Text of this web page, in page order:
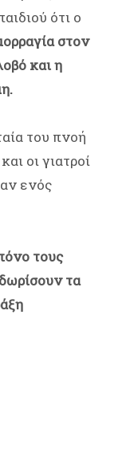
ότι ο
στον
και η
του πνοή
οι γιατροί
ενός
τους
τα